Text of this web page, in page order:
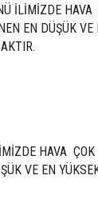
İLİMİZDE HAVA
EN DÜŞÜK VE
HAVA ÇOK
VE EN